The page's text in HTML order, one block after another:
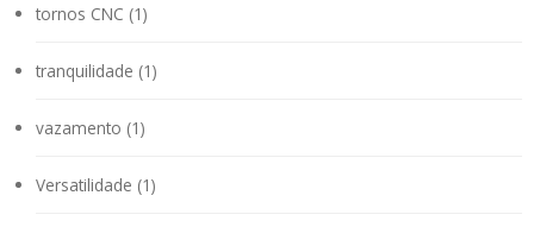
tornos CNC (1)
tranquilidade (1)
vazamento (1)
Versatilidade (1)